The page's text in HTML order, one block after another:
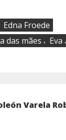
Edna Froede
das mães , Eva ,
Varela